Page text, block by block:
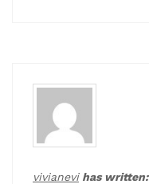
vivianevihas written: